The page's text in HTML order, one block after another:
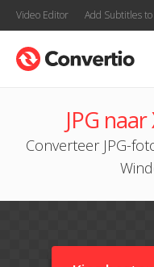
Video Editor Add Subtitles
JPG
Converteer JPG-